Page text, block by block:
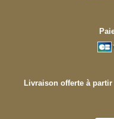
Livraison offerte à